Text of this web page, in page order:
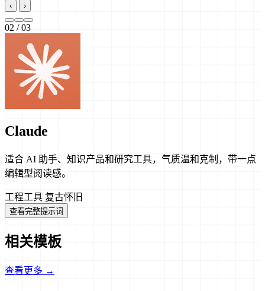
‹ ›
02 / 03
Claude
适合 AI 助手、知识产品和研究工具，气质温和克制，带一点
编辑型阅读感。
工程工具 复古怀旧
查看完整提示词
相关模板
查看更多 →